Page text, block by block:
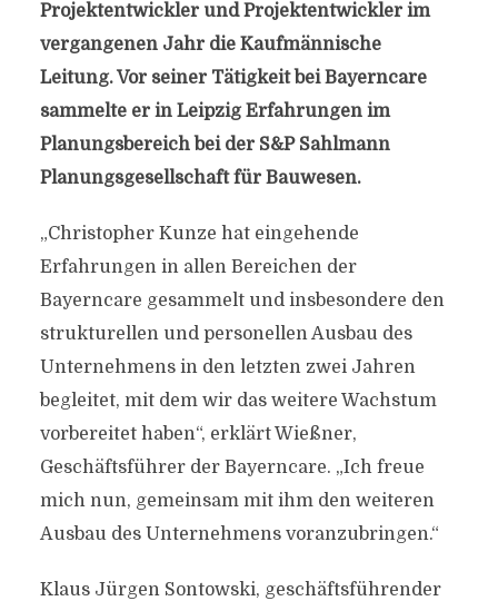
Projektentwickler und Projektentwickler im
vergangenen Jahr die Kaufmännische
Leitung. Vor seiner Tätigkeit bei Bayerncare
sammelte er in Leipzig Erfahrungen im
Planungsbereich bei der S&P Sahlmann
Planungsgesellschaft für Bauwesen.
„Christopher Kunze hat eingehende
Erfahrungen in allen Bereichen der
Bayerncare gesammelt und insbesondere den
strukturellen und personellen Ausbau des
Unternehmens in den letzten zwei Jahren
begleitet, mit dem wir das weitere Wachstum
vorbereitet haben“, erklärt Wießner,
Geschäftsführer der Bayerncare. „Ich freue
mich nun, gemeinsam mit ihm den weiteren
Ausbau des Unternehmens voranzubringen.“
Klaus Jürgen Sontowski, geschäftsführender